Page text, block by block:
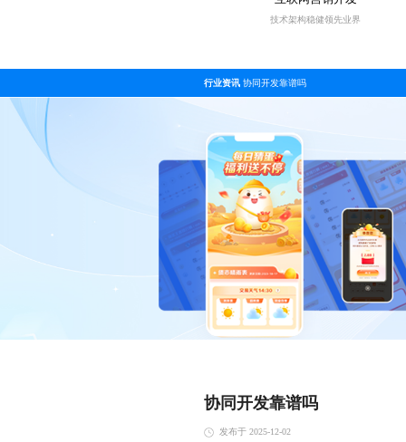
技术架构稳健领先业界
行业资讯 协同开发靠谱吗
协同开发靠谱吗
发布于 2025-12-02